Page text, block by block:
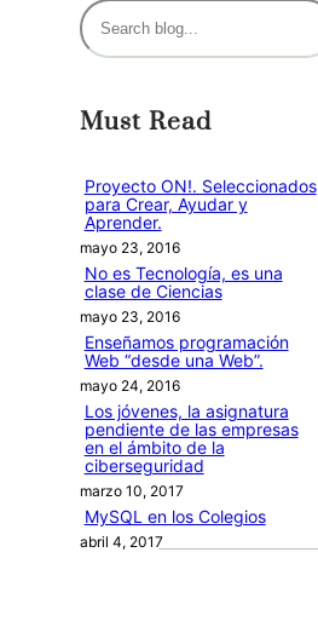
B
u
c
r
Must Read
Proyecto ON!. Seleccionados
para Crear, Ayudar y
Aprender.
mayo 23, 2016
No es Tecnología, es una
clase de Ciencias
mayo 23, 2016
Enseñamos programación
Web “desde una Web”.
mayo 24, 2016
Los jóvenes, la asignatura
pendiente de las empresas
en el ámbito de la
ciberseguridad
marzo 10, 2017
MySQL en los Colegios
abril 4, 2017